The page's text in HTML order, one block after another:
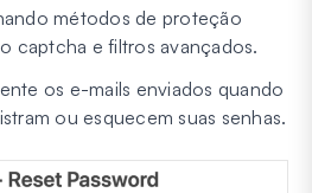
métodos de proteção
captcha e filtros avançados.
os e-mails enviados quando
ou esquecem suas senhas.